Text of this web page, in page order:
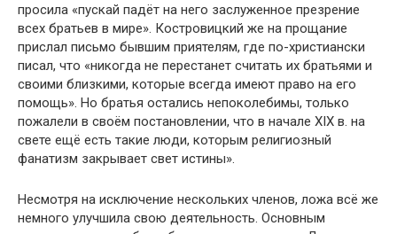
просила «пускай падёт на него заслуженное презрение
всех братьев в мире». Костровицкий же на прощание
прислал письмо бывшим приятелям, где по-христиански
писал, что «никогда не перестанет считать их братьями и
своими близкими, которые всегда имеют право на его
помощь». Но братья остались непоколебимы, только
пожалели в своём постановлении, что в начале XIX в. на
свете ещё есть такие люди, которым религиозный
фанатизм закрывает свет истины».
Несмотря на исключение нескольких членов, ложа всё же
немного улучшила свою деятельность. Основным